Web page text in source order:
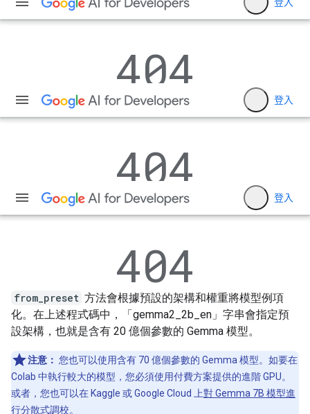
from_preset 方法會根據預設的架構和權重將模型例項
化。在上述程式碼中，「gemma2_2b_en」字串會指定預
設架構，也就是含有 20 億個參數的 Gemma 模型。
注意： 您也可以使用含有 70 億個參數的 Gemma 模型。如要在
Colab 中執行較大的模型，您必須使用付費方案提供的進階 GPU。
或者，您也可以在 Kaggle 或 Google Cloud 上對 Gemma 7B 模型進
行分散式調校。